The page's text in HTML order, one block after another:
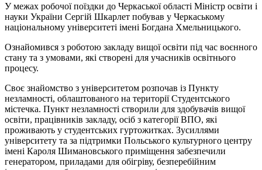
У межах робочої поїздки до Черкаської області Міністр освіти і
науки України Сергій Шкарлет побував у Черкаському
національному університеті імені Богдана Хмельницького.
Ознайомився з роботою закладу вищої освіти під час воєнного
стану та з умовами, які створені для учасників освітнього
процесу.
Своє знайомство з університетом розпочав із Пункту
незламності, облаштованого на території Студентського
містечка. Пункт незламності створили для здобувачів вищої
освіти, працівників закладу, осіб з категорії ВПО, які
проживають у студентських гуртожитках. Зусиллями
університету та за підтримки Польського культурного центру
імені Кароля Шимановського приміщення забезпечили
генератором, приладами для обігріву, безперебійним